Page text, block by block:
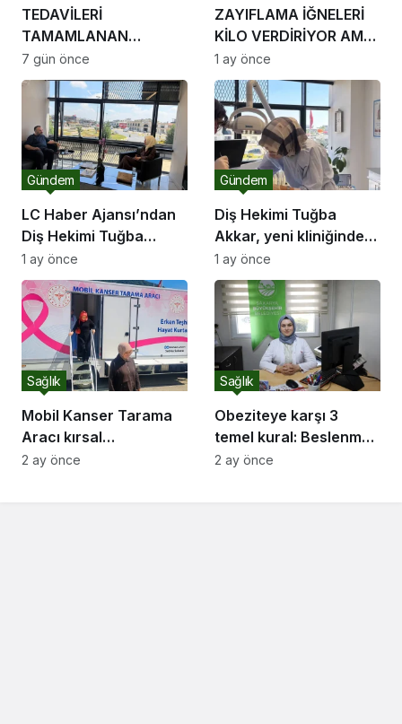
TEDAVİLERİ
TAMAMLANAN
ÇOCUKLAR LÖSEV YAZ
OKULU’NDA
UNUTULMAZ ANLAR
YAŞADI
7 gün önce
ZAYIFLAMA İĞNELERİ
KİLO VERDİRİYOR AMA
DUYGUSAL AÇLIĞI
DURDURAMIYOR
1 ay önce
LC Haber Ajansı’ndan
Diş Hekimi Tuğba
Akkar’a ziyaret
Gündem
1 ay önce
Diş Hekimi Tuğba
Akkar, yeni kliniğinde
hastalarını ağırlıyor
Gündem
1 ay önce
Mobil Kanser Tarama
Aracı kırsal
mahallelerde ücretsiz
Sağlık
2 ay önce
Obeziteye karşı 3
temel kural: Beslenme,
hareket ve uyku
Sağlık
2 ay önce